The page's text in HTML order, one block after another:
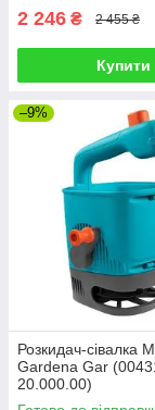
2 246 ₴ 2 455 ₴
Купити
–9%
Розкидач-сівалка
Gardena Gar
20.000.00)